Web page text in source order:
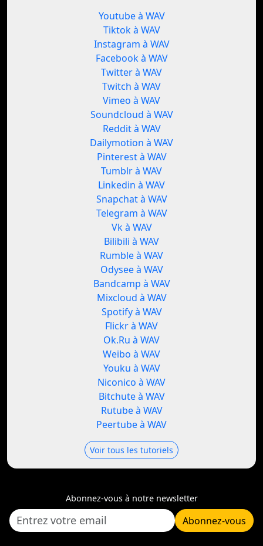
Youtube à WAV
Tiktok à WAV
Instagram à WAV
Facebook à WAV
Twitter à WAV
Twitch à WAV
Vimeo à WAV
Soundcloud à WAV
Reddit à WAV
Dailymotion à WAV
Pinterest à WAV
Tumblr à WAV
Linkedin à WAV
Snapchat à WAV
Telegram à WAV
Vk à WAV
Bilibili à WAV
Rumble à WAV
Odysee à WAV
Bandcamp à WAV
Mixcloud à WAV
Spotify à WAV
Flickr à WAV
Ok.Ru à WAV
Weibo à WAV
Youku à WAV
Niconico à WAV
Bitchute à WAV
Rutube à WAV
Peertube à WAV
Voir tous les tutoriels
Abonnez-vous à notre newsletter
Abonnez-vous